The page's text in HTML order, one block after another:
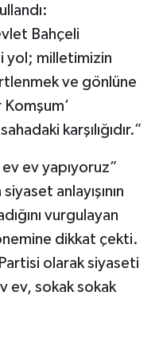
Bahçeli
yol; milletimizin
ve gönlüne
Komşum’
karşılığıdır.”
ev yapıyoruz”
anlayışının
vurgulayan
dikkat çekti.
olarak siyaseti
ev, sokak sokak